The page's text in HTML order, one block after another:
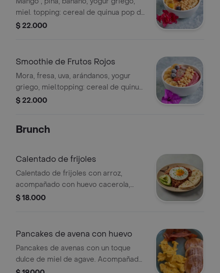
miel. topping: cereal de quinua pop de
miel, banano, mango, uchuva, uva y
$ 22.000
Smoothie de Frutos Rojos
Mora, fresa, uva, arándanos, yogur
griego, miel.topping: cereal de quinua
pop de miel, fresa, banano, uva, chía.
$ 22.000
Brunch
Calentado de frijoles
Calentado de frijoles con arroz,
acompañado con huevo cacerola,
aguacate, arepa de maíz y porción de
$ 18.000
Pancakes de avena con huevo
Pancakes de avenas con un toque
dulce de miel de agave. Acompañado
de tocineta, huevos revueltos con